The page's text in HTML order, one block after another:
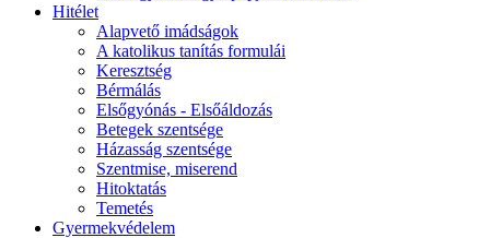
Hitélet
Alapvető imádságok
A katolikus tanítás formulái
Keresztség
Bérmálás
Elsőgyónás - Elsőáldozás
Betegek szentsége
Házasság szentsége
Szentmise, miserend
Hitoktatás
Temetés
Gyermekvédelem